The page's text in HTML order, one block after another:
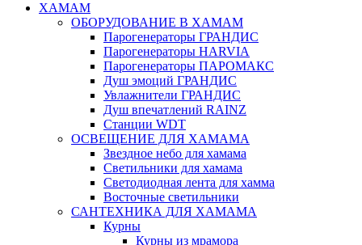
ХАМАМ
ОБОРУДОВАНИЕ В ХАМАМ
Парогенераторы ГРАНДИС
Парогенераторы HARVIA
Парогенераторы ПАРОМАКС
Душ эмоций ГРАНДИС
Увлажнители ГРАНДИС
Душ впечатлений RAINZ
Станции WDT
ОСВЕЩЕНИЕ ДЛЯ ХАМАМА
Звездное небо для хамама
Светильники для хамама
Светодиодная лента для хамма
Восточные светильники
САНТЕХНИКА ДЛЯ ХАМАМА
Курны
Курны из мрамора